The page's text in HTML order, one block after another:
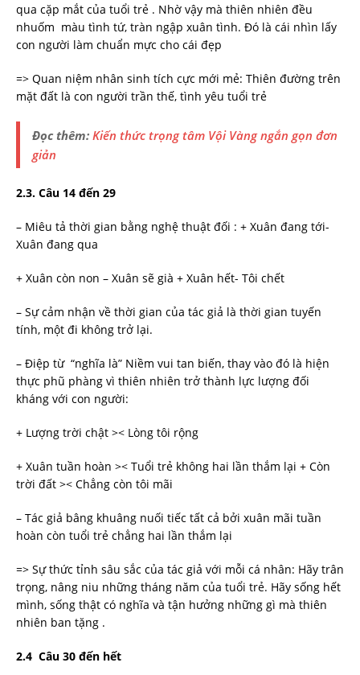
qua cặp mắt của tuổi trẻ . Nhờ vậy mà thiên nhiên đều
nhuốm màu tình tứ, tràn ngập xuân tình. Đó là cái nhìn lấy
con người làm chuẩn mực cho cái đẹp
=> Quan niệm nhân sinh tích cực mới mẻ: Thiên đường trên
mặt đất là con người trần thế, tình yêu tuổi trẻ
Đọc thêm: Kiến thức trọng tâm Vội Vàng ngắn gọn đơn
giản
2.3. Câu 14 đến 29
– Miêu tả thời gian bằng nghệ thuật đối : + Xuân đang tới-
Xuân đang qua
+ Xuân còn non – Xuân sẽ già + Xuân hết- Tôi chết
– Sự cảm nhận về thời gian của tác giả là thời gian tuyến
tính, một đi không trở lại.
– Điệp từ “nghĩa là” Niềm vui tan biến, thay vào đó là hiện
thực phũ phàng vì thiên nhiên trở thành lực lượng đối
kháng với con người:
+ Lượng trời chật >< Lòng tôi rộng
+ Xuân tuần hoàn >< Tuổi trẻ không hai lần thắm lại + Còn
trời đất >< Chẳng còn tôi mãi
– Tác giả bâng khuâng nuối tiếc tất cả bởi xuân mãi tuần
hoàn còn tuổi trẻ chẳng hai lần thắm lại
=> Sự thức tỉnh sâu sắc của tác giả với mỗi cá nhân: Hãy trân
trọng, nâng niu những tháng năm của tuổi trẻ. Hãy sống hết
mình, sống thật có nghĩa và tận hưởng những gì mà thiên
nhiên ban tặng .
2.4 Câu 30 đến hết